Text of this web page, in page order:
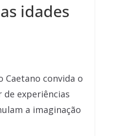
idades
Caetano convida o
experiências
a imaginação